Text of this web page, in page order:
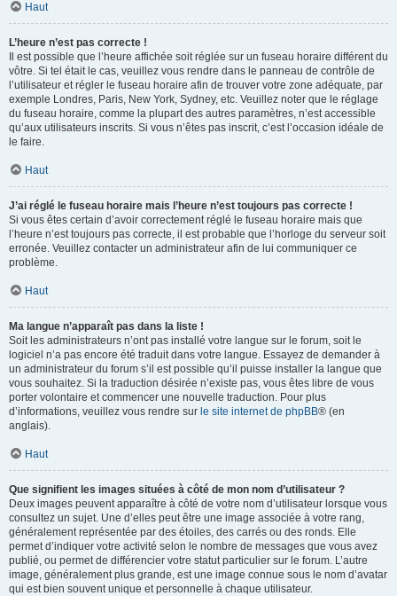
Haut
L’heure n’est pas correcte !
Il est possible que l’heure affichée soit réglée sur un fuseau horaire différent du
vôtre. Si tel était le cas, veuillez vous rendre dans le panneau de contrôle de
l’utilisateur et régler le fuseau horaire afin de trouver votre zone adéquate, par
exemple Londres, Paris, New York, Sydney, etc. Veuillez noter que le réglage
du fuseau horaire, comme la plupart des autres paramètres, n’est accessible
qu’aux utilisateurs inscrits. Si vous n’êtes pas inscrit, c’est l’occasion idéale de
le faire.
Haut
J’ai réglé le fuseau horaire mais l’heure n’est toujours pas correcte !
Si vous êtes certain d’avoir correctement réglé le fuseau horaire mais que
l’heure n’est toujours pas correcte, il est probable que l’horloge du serveur soit
erronée. Veuillez contacter un administrateur afin de lui communiquer ce
problème.
Haut
Ma langue n’apparaît pas dans la liste !
Soit les administrateurs n’ont pas installé votre langue sur le forum, soit le
logiciel n’a pas encore été traduit dans votre langue. Essayez de demander à
un administrateur du forum s’il est possible qu’il puisse installer la langue que
vous souhaitez. Si la traduction désirée n’existe pas, vous êtes libre de vous
porter volontaire et commencer une nouvelle traduction. Pour plus
d’informations, veuillez vous rendre sur le site internet de phpBB® (en
anglais).
Haut
Que signifient les images situées à côté de mon nom d’utilisateur ?
Deux images peuvent apparaître à côté de votre nom d’utilisateur lorsque vous
consultez un sujet. Une d’elles peut être une image associée à votre rang,
généralement représentée par des étoiles, des carrés ou des ronds. Elle
permet d’indiquer votre activité selon le nombre de messages que vous avez
publié, ou permet de différencier votre statut particulier sur le forum. L’autre
image, généralement plus grande, est une image connue sous le nom d’avatar
qui est bien souvent unique et personnelle à chaque utilisateur.